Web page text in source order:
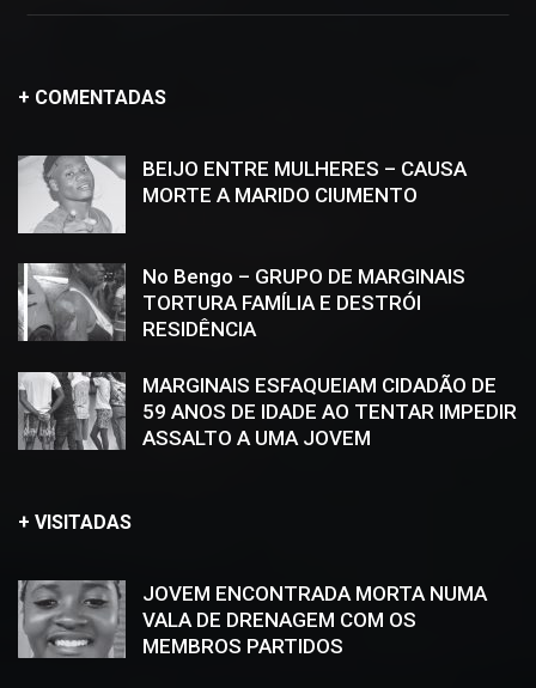
+ COMENTADAS
BEIJO ENTRE MULHERES – CAUSA
MORTE A MARIDO CIUMENTO
No Bengo – GRUPO DE MARGINAIS
TORTURA FAMÍLIA E DESTRÓI
RESIDÊNCIA
MARGINAIS ESFAQUEIAM CIDADÃO DE
59 ANOS DE IDADE AO TENTAR IMPEDIR
ASSALTO A UMA JOVEM
+ VISITADAS
JOVEM ENCONTRADA MORTA NUMA
VALA DE DRENAGEM COM OS
MEMBROS PARTIDOS